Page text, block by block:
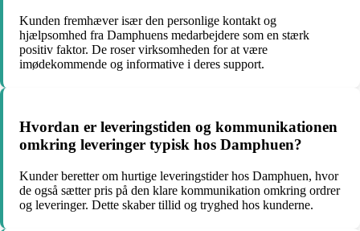
Kunden fremhæver især den personlige kontakt og
hjælpsomhed fra Damphuens medarbejdere som en stærk
positiv faktor. De roser virksomheden for at være
imødekommende og informative i deres support.
Hvordan er leveringstiden og kommunikationen
omkring leveringer typisk hos Damphuen?
Kunder beretter om hurtige leveringstider hos Damphuen, hvor
de også sætter pris på den klare kommunikation omkring ordrer
og leveringer. Dette skaber tillid og tryghed hos kunderne.